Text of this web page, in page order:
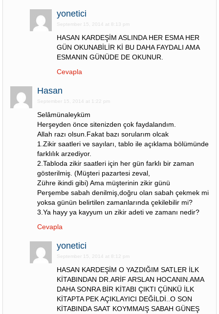
yonetici
September 15, 2014 at 8:13 pm
HASAN KARDEŞİM ASLINDA HER ESMA HER
GÜN OKUNABİLİR Kİ BU DAHA FAYDALI AMA
ESMANIN GÜNÜDE DE OKUNUR.
Cevapla
Hasan
September 15, 2014 at 1:22 pm
Selâmünaleyküm
Herşeyden önce sitenizden çok faydalandım.
Allah razı olsun.Fakat bazı sorularım olcak
1.Zikir saatleri ve sayıları, tablo ile açıklama bölümünde
farklılık arzediyor.
2.Tabloda zikir saatleri için her gün farklı bir zaman
gösterilmiş. (Müşteri pazartesi zeval,
Zühre ikindi gibi) Ama müşterinin zikir günü
Perşembe sabah denilmiş,doğru olan sabah çekmek mi
yoksa günün belirtilen zamanlarında çekilebilir mi?
3.Ya hayy ya kayyum un zikir adeti ve zamanı nedir?
Cevapla
yonetici
September 15, 2014 at 8:12 pm
HASAN KARDEŞİM O YAZDIĞIM SATLER İLK
KİTABINDAN DR.ARİF ARSLAN HOCANIN.AMA
DAHA SONRA BİR KİTABI ÇIKTI ÇÜNKÜ İLK
KİTAPTA PEK AÇIKLAYICI DEĞİLDİ..O SON
KİTABINDA SAAT KOYMMAIŞ SABAH GÜNEŞ